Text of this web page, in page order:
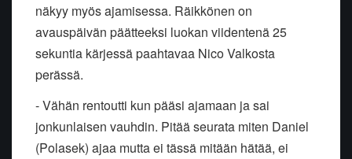
näkyy myös ajamisessa. Räikkönen on
avauspäivän päätteeksi luokan viidentenä 25
sekuntia kärjessä paahtavaa Nico Valkosta
perässä.
- Vähän rentoutti kun pääsi ajamaan ja sai
jonkunlaisen vauhdin. Pitää seurata miten Daniel
(Polasek) ajaa mutta ei tässä mitään hätää, ei